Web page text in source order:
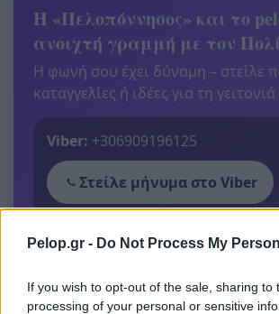
Pelop.gr - Do Not Process My
If you wish to opt-out of the sale, sharing to
processing of your personal or sensitive
Η «Πελοπόννησος» και το
ανοιχτή γραμμή με τον
Η φωνή σου έχει δύναμη – στείλε
καταγγελίες ή ιδέες για τη
Viber: +306909196125
Στείλε μήνυμα στο Viber
και το Google News